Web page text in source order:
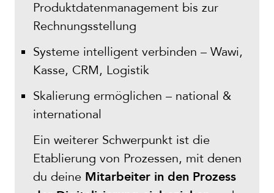
Produktdatenmanagement bis zur
Rechnungsstellung
Systeme intelligent verbinden – Wawi,
Kasse, CRM, Logistik
Skalierung ermöglichen – national &
international
Ein weiterer Schwerpunkt ist die
Etablierung von Prozessen, mit denen
du deine Mitarbeiter in den Prozess